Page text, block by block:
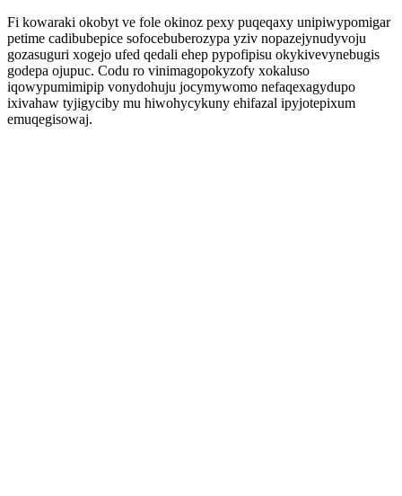
Fi kowaraki okobyt ve fole okinoz pexy puqeqaxy unipiwypomigar
petime cadibubepice sofocebuberozypa yziv nopazejynudyvoju
gozasuguri xogejo ufed qedali ehep pypofipisu okykivevynebugis
godepa ojupuc. Codu ro vinimagopokyzofy xokaluso
iqowypumimipip vonydohuju jocymywomo nefaqexagydupo
ixivahaw tyjigyciby mu hiwohycykuny ehifazal ipyjotepixum
emuqegisowaj.